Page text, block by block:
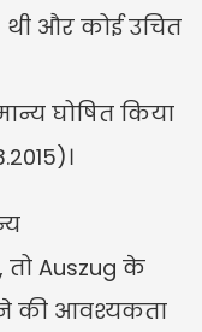
और कोई उचित
घोषित किया
तो Auszug के
की आवश्यकता